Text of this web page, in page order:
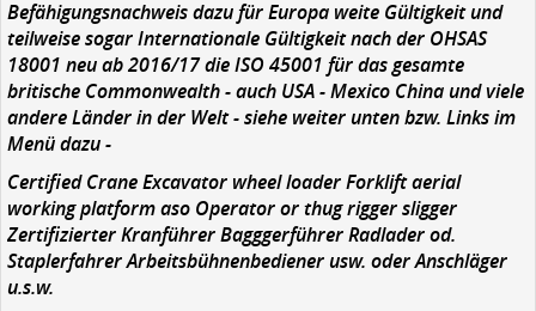
Befähigungsnachweis dazu für Europa weite Gültigkeit und
teilweise sogar Internationale Gültigkeit nach der OHSAS
18001 neu ab 2016/17 die ISO 45001 für das gesamte
britische Commonwealth - auch USA - Mexico China und viele
andere Länder in der Welt - siehe weiter unten bzw. Links im
Menü dazu -
Certified Crane Excavator wheel loader Forklift aerial
working platform aso Operator or thug rigger sligger
Zertifizierter Kranführer Bagggerführer Radlader od.
Staplerfahrer Arbeitsbühnenbediener usw. oder Anschläger
u.s.w.